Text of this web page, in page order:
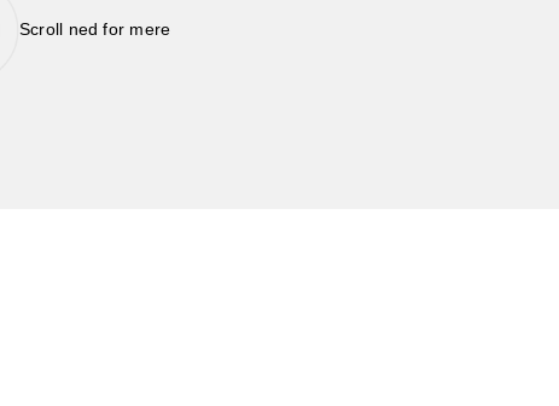
Scroll ned for mere